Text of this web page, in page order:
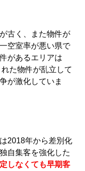
古く、また物件が
空室率が悪い県で
があるエリアは
た物件が乱立して
が激化していま
2018年から差別化
自集客を強化した
しなくても早期客